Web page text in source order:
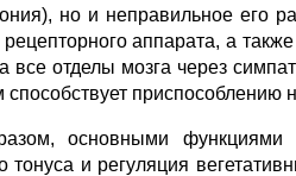
но и неправильное его
рецепторного аппарата, а
все отделы мозга через
основными функциями
тонуса и регуляция